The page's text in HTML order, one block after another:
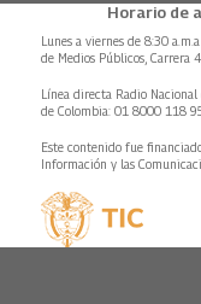
Horario de
Lunes a viernes de 8:30
de Medios Públicos, Carrera
Línea directa Radio
de Colombia: 01 8000 118
Este contenido fue
Información y las